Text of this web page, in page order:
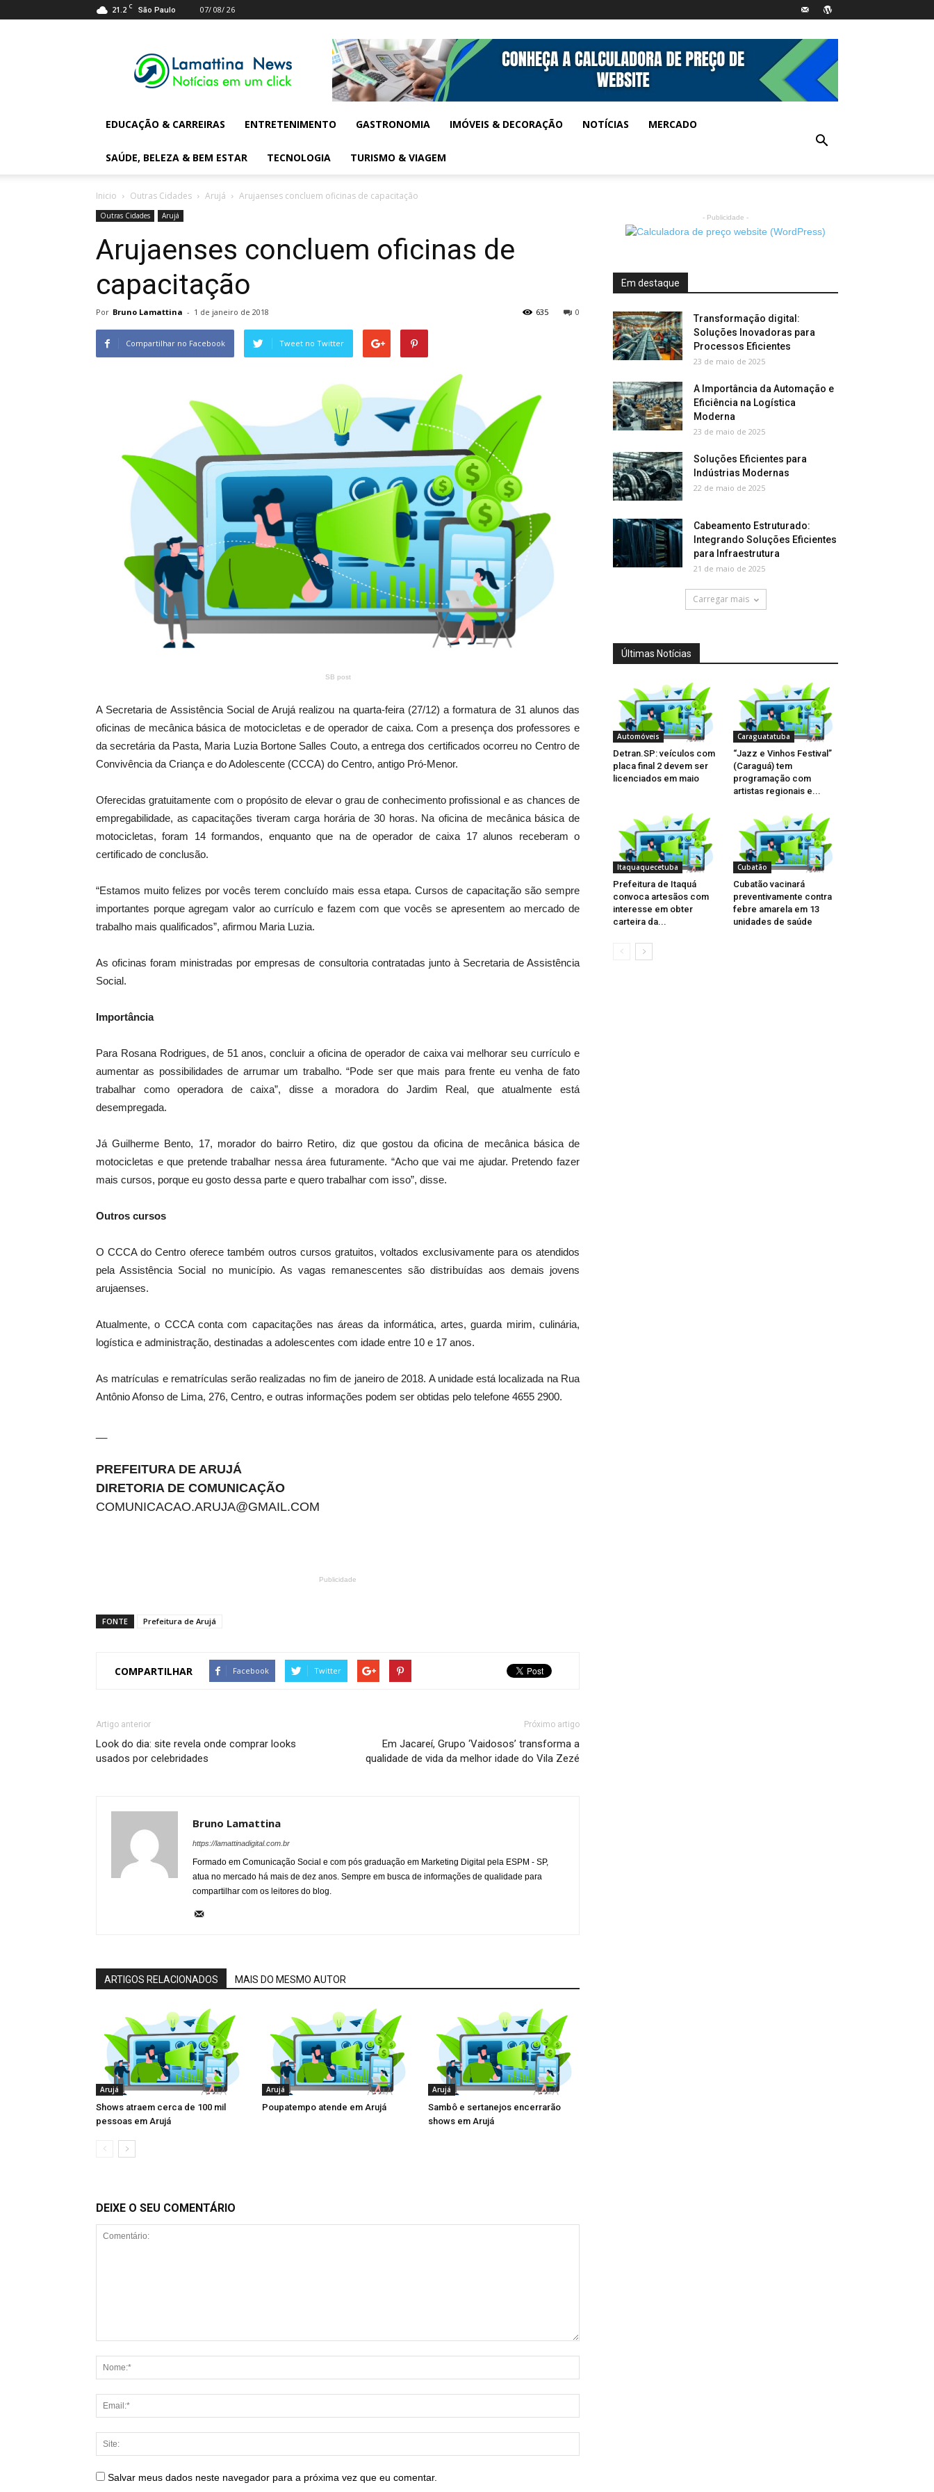
21.2 C São Paulo 07/ 08/ 26
Digital
News
EDUCAÇÃO & CARREIRAS ENTRETENIMENTO GASTRONOMIA IMÓVEIS & DECORAÇÃO NOTÍCIAS MERCADO
SAÚDE, BELEZA & BEM ESTAR TECNOLOGIA TURISMO & VIAGEM
Inicio Outras Cidades Arujá Arujaenses concluem oficinas de capacitação
Outras Cidades Arujá
Arujaenses concluem oficinas de
capacitação
Por Bruno Lamattina - 1 de janeiro de 2018 0
635
Compartilhar no Facebook Tweet no Twitter
SB post
A Secretaria de Assistência Social de Arujá realizou na quarta-feira (27/12) a formatura de 31 alunos das
oficinas de mecânica básica de motocicletas e de operador de caixa. Com a presença dos professores e
da secretária da Pasta, Maria Luzia Bortone Salles Couto, a entrega dos certificados ocorreu no Centro de
Convivência da Criança e do Adolescente (CCCA) do Centro, antigo Pró-Menor.
Oferecidas gratuitamente com o propósito de elevar o grau de conhecimento profissional e as chances de
empregabilidade, as capacitações tiveram carga horária de 30 horas. Na oficina de mecânica básica de
motocicletas, foram 14 formandos, enquanto que na de operador de caixa 17 alunos receberam o
certificado de conclusão.
“Estamos muito felizes por vocês terem concluído mais essa etapa. Cursos de capacitação são sempre
importantes porque agregam valor ao currículo e fazem com que vocês se apresentem ao mercado de
trabalho mais qualificados”, afirmou Maria Luzia.
As oficinas foram ministradas por empresas de consultoria contratadas junto à Secretaria de Assistência
Social.
Importância
Para Rosana Rodrigues, de 51 anos, concluir a oficina de operador de caixa vai melhorar seu currículo e
aumentar as possibilidades de arrumar um trabalho. “Pode ser que mais para frente eu venha de fato
trabalhar como operadora de caixa”, disse a moradora do Jardim Real, que atualmente está
desempregada.
Já Guilherme Bento, 17, morador do bairro Retiro, diz que gostou da oficina de mecânica básica de
motocicletas e que pretende trabalhar nessa área futuramente. “Acho que vai me ajudar. Pretendo fazer
mais cursos, porque eu gosto dessa parte e quero trabalhar com isso”, disse.
Outros cursos
O CCCA do Centro oferece também outros cursos gratuitos, voltados exclusivamente para os atendidos
pela Assistência Social no município. As vagas remanescentes são distribuídas aos demais jovens
arujaenses.
Atualmente, o CCCA conta com capacitações nas áreas da informática, artes, guarda mirim, culinária,
logística e administração, destinadas a adolescentes com idade entre 10 e 17 anos.
As matrículas e rematrículas serão realizadas no fim de janeiro de 2018. A unidade está localizada na Rua
Antônio Afonso de Lima, 276, Centro, e outras informações podem ser obtidas pelo telefone 4655 2900.​
PREFEITURA DE ARUJÁ
DIRETORIA DE COMUNICAÇÃO
COMUNICACAO.ARUJA@GMAIL.COM
Publicidade
FONTE Prefeitura de Arujá
COMPARTILHAR Facebook Twitter
Artigo anterior
Look do dia: site revela onde comprar looks
usados por celebridades
Próximo artigo
Em Jacareí, Grupo ‘Vaidosos’ transforma a
qualidade de vida da melhor idade do Vila Zezé
Bruno Lamattina
https://lamattinadigital.com.br
Formado em Comunicação Social e com pós graduação em Marketing Digital pela ESPM - SP,
atua no mercado há mais de dez anos. Sempre em busca de informações de qualidade para
compartilhar com os leitores do blog.
ARTIGOS RELACIONADOS MAIS DO MESMO AUTOR
Arujá
Shows atraem cerca de 100 mil
pessoas em Arujá
Arujá
Poupatempo atende em Arujá
Arujá
Sambô e sertanejos encerrarão
shows em Arujá
DEIXE O SEU COMENTÁRIO
Salvar meus dados neste navegador para a próxima vez que eu comentar.
- Publicidade -
Em destaque
Transformação digital:
Soluções Inovadoras para
Processos Eficientes
23 de maio de 2025
A Importância da Automação e
Eficiência na Logística
Moderna
23 de maio de 2025
Soluções Eficientes para
Indústrias Modernas
22 de maio de 2025
Cabeamento Estruturado:
Integrando Soluções Eficientes
para Infraestrutura
21 de maio de 2025
Carregar mais
Últimas Notícias
Automóveis
Detran.SP: veículos com
placa final 2 devem ser
licenciados em maio
Caraguatatuba
“Jazz e Vinhos Festival”
(Caraguá) tem
programação com
artistas regionais e...
Itaquaquecetuba
Prefeitura de Itaquá
convoca artesãos com
interesse em obter
carteira da...
Cubatão
Cubatão vacinará
preventivamente contra
febre amarela em 13
unidades de saúde